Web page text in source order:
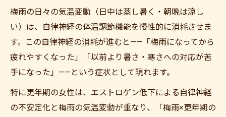
梅雨の日々の気温変動（日中は蒸し暑く・朝晩は涼し
い）は、自律神経の体温調節機能を慢性的に消耗させま
す。この自律神経の消耗が進むと——「梅雨になってから
疲れやすくなった」「以前より暑さ・寒さへの対応が苦
手になった」——という症状として現れます。
特に更年期の女性は、エストロゲン低下による自律神経
の不安定化と梅雨の気温変動が重なり、「梅雨×更年期の